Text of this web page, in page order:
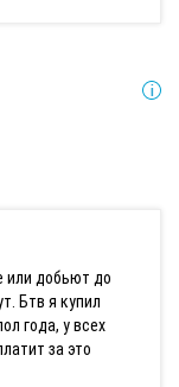
или добьют до
Бтв я купил
года, у всех
за это